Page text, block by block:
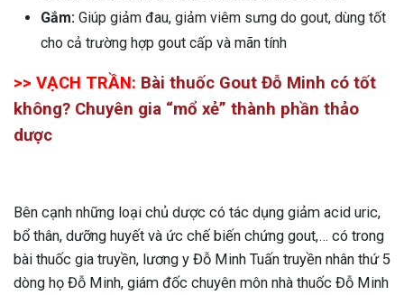
Gắm: Giúp giảm đau, giảm viêm sưng do gout, dùng tốt
cho cả trường hợp gout cấp và mãn tính
>> VẠCH TRẦN: Bài thuốc Gout Đỗ Minh có tốt
không? Chuyên gia “mổ xẻ” thành phần thảo
dược
Bên cạnh những loại chủ dược có tác dụng giảm acid uric,
bổ thân, dưỡng huyết và ức chế biến chứng gout,… có trong
bài thuốc gia truyền, lương y Đỗ Minh Tuấn truyền nhân thứ 5
dòng họ Đỗ Minh, giám đốc chuyên môn nhà thuốc Đỗ Minh